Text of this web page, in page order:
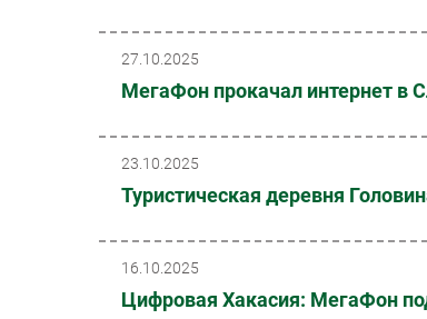
27.10.2025
МегаФон прокачал интернет в
23.10.2025
Туристическая деревня
16.10.2025
Цифровая Хакасия: МегаФон